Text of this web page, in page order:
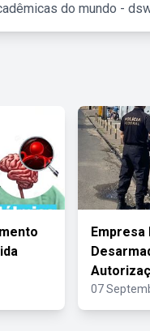
do mundo -
Empresa
07